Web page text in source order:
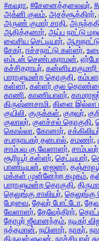
#கவுரா, #சேனைத்தலைவர்,
அக்னி குலம், அசத்சூத்திரர்,
அருண் குமார் சாதி,
ஆதித்தனார், ஆப்ப நாட்டு
வைசிய செட்டியார்,
சேகர், ஈச்சநாட்டு கள்ளர்,
எம்டன் செண்பகராமன்,
கச்சிதராயர்,
பாராளுமன்ற தொகுதி,
கள்ளர், கள்ளர் குல
காணி, காணியாளர்,
கிருஷ்ணசாமி, கிளை இல்லா
குயிலி, குருக்கள், குறவர்,
குலாலர், குளச்சல் தொகுதி,
கொல்லா, கோனார்,
சபாநாயகர் தனபால், சமணர்,
சாம்பவ கு வேளாளர், சாம்பவர்
சூரியூர் கள்ளர், செட்டியார்,
பாண்டியன், ஜைனர்,
மக்கள் முன்னேற்ற கழகம்,
பாராளுமன்ற தொகுதி,
தெலுங்கு சாலியர், தெலுங்கு
பேரவை, தேவர் போட்டோ,
வேளாளர், தேவேந்திரர்,
தோழர் ஜீவானந்தம், நடிகர்
நத்தமான், நயினார், நாகர்,
திருவள்ளுவன், நாச்சியாள்